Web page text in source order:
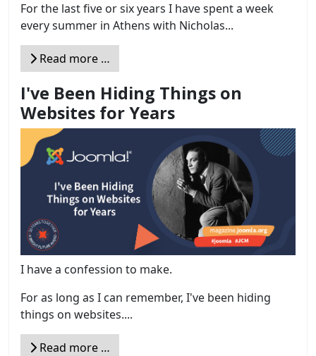
For the last five or six years I have spent a week
every summer in Athens with Nicholas...
Read more …
I've Been Hiding Things on
Websites for Years
I have a confession to make.
For as long as I can remember, I've been hiding
things on websites....
Read more …